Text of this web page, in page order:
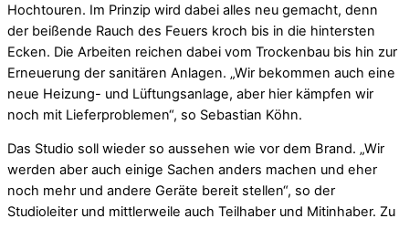
Hochtouren. Im Prinzip wird dabei alles neu gemacht, denn
der beißende Rauch des Feuers kroch bis in die hintersten
Ecken. Die Arbeiten reichen dabei vom Trockenbau bis hin zur
Erneuerung der sanitären Anlagen. „Wir bekommen auch eine
neue Heizung- und Lüftungsanlage, aber hier kämpfen wir
noch mit Lieferproblemen“, so Sebastian Köhn.
Das Studio soll wieder so aussehen wie vor dem Brand. „Wir
werden aber auch einige Sachen anders machen und eher
noch mehr und andere Geräte bereit stellen“, so der
Studioleiter und mittlerweile auch Teilhaber und Mitinhaber. Zu